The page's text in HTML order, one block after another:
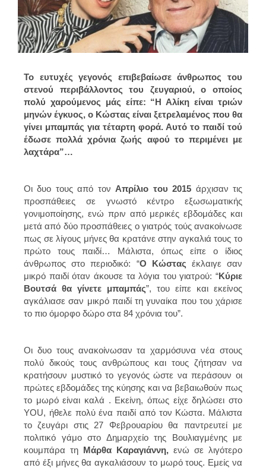
Το ευτυχές γεγονός επιβεβαίωσε άνθρωπος του
στενού περιβάλλοντος του ζευγαριού, ο οποίος
πολύ χαρούμενος μάς είπε: “Η Αλίκη είναι τριών
μηνών έγκυος, ο Κώστας είναι ξετρελαμένος που θα
γίνει μπαμπάς για τέταρτη φορά. Αυτό το παιδί τού
έδωσε πολλά χρόνια ζωής αφού το περιμένει με
λαχτάρα”…
Οι δυο τους από τον Απρίλιο του 2015 άρχισαν τις
προσπάθειες σε γνωστό κέντρο εξωσωματικής
γονιμοποίησης, ενώ πριν από μερικές εβδομάδες και
μετά από δύο προσπάθειες ο γιατρός τούς ανακοίνωσε
πως σε λίγους μήνες θα κρατάνε στην αγκαλιά τους το
πρώτο τους παιδί… Μάλιστα, όπως είπε ο ίδιος
άνθρωπος στο περιοδικό: “Ο Κώστας έκλαιγε σαν
μικρό παιδί όταν άκουσε τα λόγια του γιατρού: “Κύριε
Βουτσά θα γίνετε μπαμπάς”, του είπε και εκείνος
αγκάλιασε σαν μικρό παιδί τη γυναίκα που του χάρισε
το πιο όμορφο δώρο στα 84 χρόνια του”.
Οι δυο τους ανακοίνωσαν τα χαρμόσυνα νέα στους
πολύ δικούς τους ανθρώπους και τους ζήτησαν να
κρατήσουν μυστικό το γεγονός ώστε να περάσουν οι
πρώτες εβδομάδες της κύησης και να βεβαιωθούν πως
το μωρό είναι καλά . Εκείνη, όπως είχε δηλώσει στο
YOU, ήθελε πολύ ένα παιδί από τον Κώστα. Μάλιστα
το ζευγάρι στις 27 Φεβρουαρίου θα παντρευτεί με
πολιτικό γάμο στο Δημαρχείο της Βουλιαγμένης με
κουμπάρα τη Μάρθα Καραγιάννη, ενώ σε λιγότερο
από έξι μήνες θα αγκαλιάσουν το μωρό τους. Εμείς να